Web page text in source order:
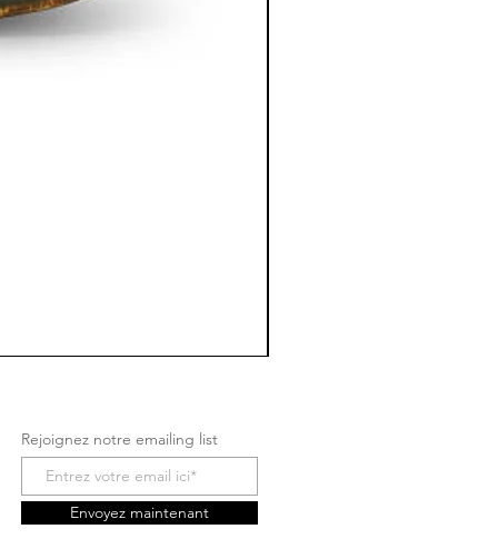
Rejoignez notre emailing list
Envoyez maintenant